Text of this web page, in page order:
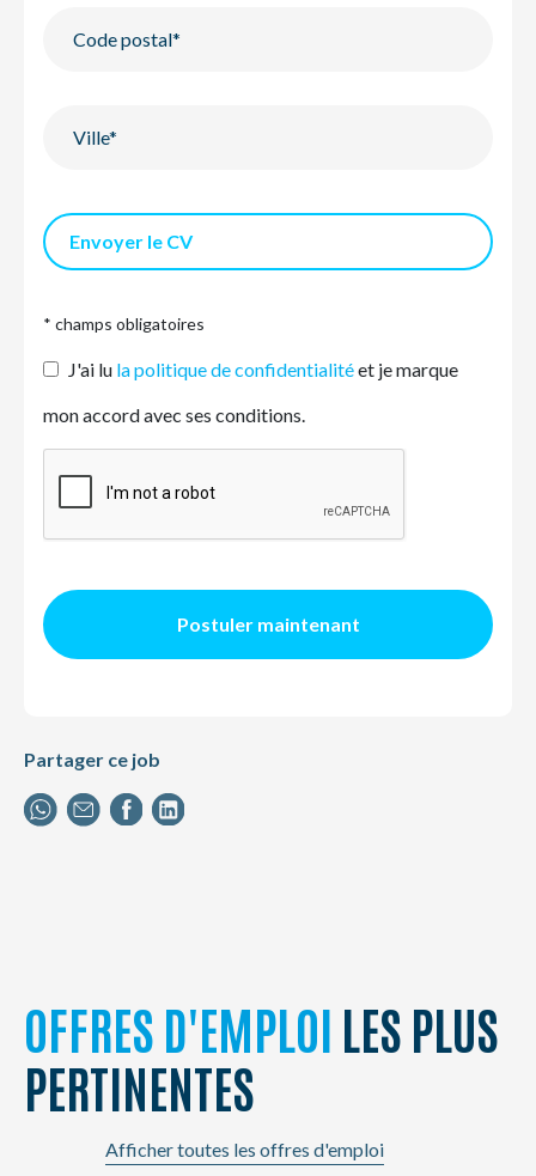
Envoyer le CV
* champs obligatoires
J'ai lu la politique de confidentialitéet je marque
mon accord avec ses conditions.
Postuler maintenant
Partager ce job
OFFRES D'EMPLOI LES PLUS
PERTINENTES
Afficher toutes les offres d'emploi